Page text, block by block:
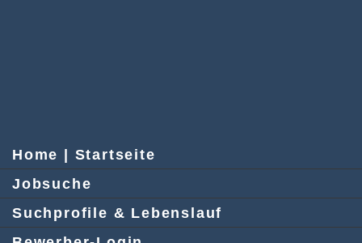
Home | Startseite
Jobsuche
Suchprofile & Lebenslauf